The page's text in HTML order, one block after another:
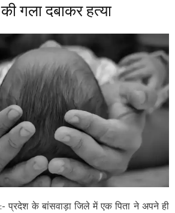
गला दबाकर हत्या
:- प्रदेश के बांसवाड़ा जिले में एक पिता ने अपने ही